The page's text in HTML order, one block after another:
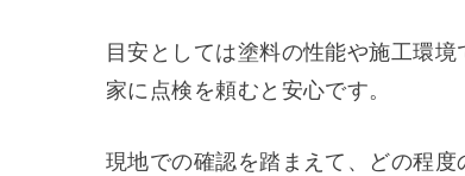
目安としては塗料の性能や施工環
家に点検を頼むと安心です。
現地での確認を踏まえて、どの程